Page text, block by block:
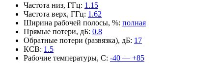
Частота низ, ГГц: 1.15
Частота верх, ГГц: 1.62
Ширина рабочей полосы, %: полная
Прямые потери, дБ: 0.8
Обратные потери (развязка), дБ: 17
КСВ: 1.5
Рабочие температуры, С: -40 — +85